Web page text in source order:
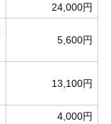
24,000円
5,600円
13,100円
4,000円